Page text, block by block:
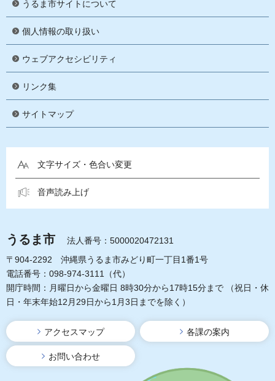
うるま市サイトについて
個人情報の取り扱い
ウェブアクセシビリティ
リンク集
サイトマップ
文字サイズ・色合い変更
音声読み上げ
うるま市
法人番号：5000020472131
〒904-2292 沖縄県うるま市みどり町一丁目1番1号
電話番号：098-974-3111（代）
開庁時間：月曜日から金曜日 8時30分から17時15分まで
（祝日・休
日・年末年始12月29日から1月3日までを除く）
アクセスマップ 各課の案内
お問い合わせ